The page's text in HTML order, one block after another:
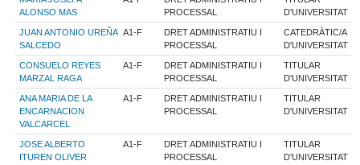
ALONSO MAS
PROCESSAL
D'UNIVERSITAT
JUAN ANTONIO UREÑA
SALCEDO
A1-F
DRET ADMINISTRATIU I
PROCESSAL
CATEDRÀTIC/A
D'UNIVERSITAT
CONSUELO REYES
MARZAL RAGA
A1-F
DRET ADMINISTRATIU I
PROCESSAL
TITULAR
D'UNIVERSITAT
ANA MARIA DE LA
ENCARNACION
VALCARCEL
A1-F
DRET ADMINISTRATIU I
PROCESSAL
TITULAR
D'UNIVERSITAT
JOSE ALBERTO
ITUREN OLIVER
A1-F
DRET ADMINISTRATIU I
PROCESSAL
TITULAR
D'UNIVERSITAT